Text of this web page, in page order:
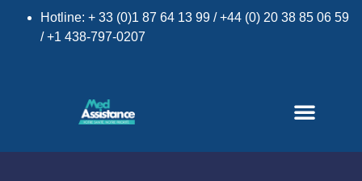
Hotline: + 33 (0)1 87 64 13 99 / +44 (0) 20 38 85 06 59
/ +1 438-797-0207